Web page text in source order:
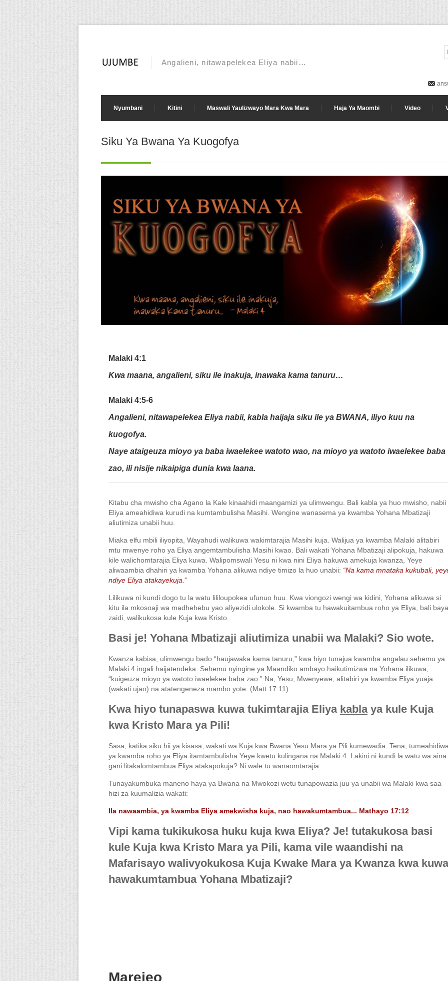
Angalieni, nitawapelekea Eliya nabii…
Nyumbani Kitini Maswali Yaulizwayo Mara Kwa Mara Haja Ya Maombi Video
Siku Ya Bwana Ya Kuogofya
Malaki 4:1
Kwa maana, angalieni, siku ile inakuja, inawaka kama tanuru…
Malaki 4:5-6
Angalieni, nitawapelekea Eliya nabii, kabla haijaja siku ile ya BWANA, iliyo kuu na
kuogofya.
Naye ataigeuza mioyo ya baba iwaelekee watoto wao, na mioyo ya watoto iwaelekee baba
zao, ili nisije nikaipiga dunia kwa laana.
Kitabu cha mwisho cha Agano la Kale kinaahidi maangamizi ya ulimwengu. Bali kabla ya huo mwisho, nabii
Eliya ameahidiwa kurudi na kumtambulisha Masihi. Wengine wanasema ya kwamba Yohana Mbatizaji
aliutimiza unabii huu.
Miaka elfu mbili iliyopita, Wayahudi walikuwa wakimtarajia Masihi kuja. Walijua ya kwamba Malaki alitabiri
mtu mwenye roho ya Eliya angemtambulisha Masihi kwao. Bali wakati Yohana Mbatizaji alipokuja, hakuwa
kile walichomtarajia Eliya kuwa. Walipomswali Yesu ni kwa nini Eliya hakuwa amekuja kwanza, Yeye
aliwaambia dhahiri ya kwamba Yohana alikuwa ndiye timizo la huo unabii: “Na kama mnataka kukubali,
ndiye Eliya atakayekuja.”
Lilikuwa ni kundi dogo tu la watu lililoupokea ufunuo huu. Kwa viongozi wengi wa kidini, Yohana alikuwa si
kitu ila mkosoaji wa madhehebu yao aliyezidi ulokole. Si kwamba tu hawakuitambua roho ya Eliya, bali baya
zaidi, walikukosa kule Kuja kwa Kristo.
Basi je! Yohana Mbatizaji aliutimiza unabii wa Malaki? Sio wote.
Kwanza kabisa, ulimwengu bado “haujawaka kama tanuru,” kwa hiyo tunajua kwamba angalau sehemu ya
Malaki 4 ingali haijatendeka. Sehemu nyingine ya Maandiko ambayo haikutimizwa na Yohana ilikuwa,
“kuigeuza mioyo ya watoto iwaelekee baba zao.” Na, Yesu, Mwenyewe, alitabiri ya kwamba Eliya yuaja
(wakati ujao) na atatengeneza mambo yote. (Matt 17:11)
Kwa hiyo tunapaswa kuwa tukimtarajia Eliya kablaya kule Kuja
kwa Kristo Mara ya Pili!
Sasa, katika siku hii ya kisasa, wakati wa Kuja kwa Bwana Yesu Mara ya Pili kumewadia. Tena,
ya kwamba roho ya Eliya itamtambulisha Yeye kwetu kulingana na Malaki 4. Lakini ni kundi la watu wa aina
gani litakalomtambua Eliya atakapokuja? Ni wale tu wanaomtarajia.
Tunayakumbuka maneno haya ya Bwana na Mwokozi wetu tunapowazia juu ya unabii wa Malaki kwa saa
hizi za kuumalizia wakati:
Ila nawaambia, ya kwamba Eliya amekwisha kuja, nao hawakumtambua... Mathayo 17:12
Vipi kama tukikukosa huku kuja kwa Eliya? Je! tutakukosa basi
kule Kuja kwa Kristo Mara ya Pili, kama vile waandishi na
Mafarisayo walivyokukosa Kuja Kwake Mara ya Kwanza kwa kuwa
hawakumtambua Yohana Mbatizaji?
Marejeo